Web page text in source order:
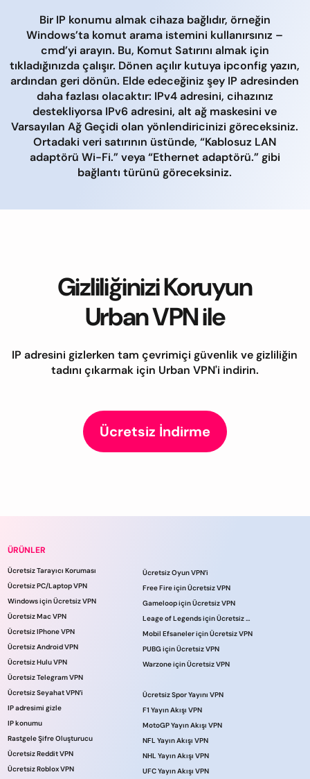
Bir IP konumu almak cihaza bağlıdır, örneğin
Windows’ta komut arama istemini kullanırsınız –
cmd’yi arayın. Bu, Komut Satırını almak için
tıkladığınızda çalışır. Dönen açılır kutuya ipconfig yazın,
ardından geri dönün. Elde edeceğiniz şey IP adresinden
daha fazlası olacaktır: IPv4 adresini, cihazınız
destekliyorsa IPv6 adresini, alt ağ maskesini ve
Varsayılan Ağ Geçidi olan yönlendiricinizi göreceksiniz.
Ortadaki veri satırının üstünde, “Kablosuz LAN
adaptörü Wi-Fi.” veya “Ethernet adaptörü.” gibi
bağlantı türünü göreceksiniz.
Gizliliğinizi Koruyun
Urban VPN ile
IP adresini gizlerken tam çevrimiçi güvenlik ve gizliliğin
tadını çıkarmak için Urban VPN'i indirin.
Ücretsiz İndirme
ÜRÜNLER
Ücretsiz Tarayıcı Koruması
Ücretsiz PC/Laptop VPN
Windows için Ücretsiz VPN
Ücretsiz Mac VPN
Ücretsiz IPhone VPN
Ücretsiz Android VPN
Ücretsiz Hulu VPN
Ücretsiz Telegram VPN
Ücretsiz Seyahat VPN’i
IP adresimi gizle
IP konumu
Rastgele Şifre Oluşturucu
Ücretsiz Reddit VPN
Ücretsiz Roblox VPN
Ücretsiz Oyun VPN’i
Free Fire için Ücretsiz VPN
Gameloop için Ücretsiz VPN
Leage of Legends için Ücretsiz VPN
Mobil Efsaneler için Ücretsiz VPN
PUBG için Ücretsiz VPN
Warzone için Ücretsiz VPN
Ücretsiz Spor Yayını VPN
F1 Yayın Akışı VPN
MotoGP Yayın Akışı VPN
NFL Yayın Akışı VPN
NHL Yayın Akışı VPN
UFC Yayın Akışı VPN